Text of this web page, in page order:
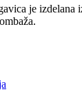
je izdelana